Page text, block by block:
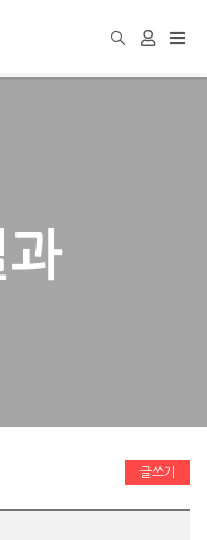
과
글쓰기